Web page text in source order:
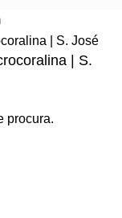
procura.
| S.